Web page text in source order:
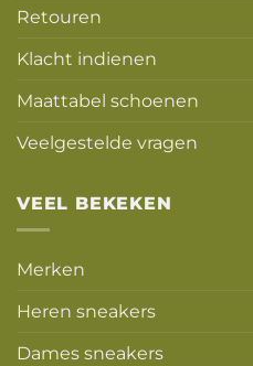
Retouren
Klacht indienen
Maattabel schoenen
Veelgestelde vragen
VEEL BEKEKEN
Merken
Heren sneakers
Dames sneakers